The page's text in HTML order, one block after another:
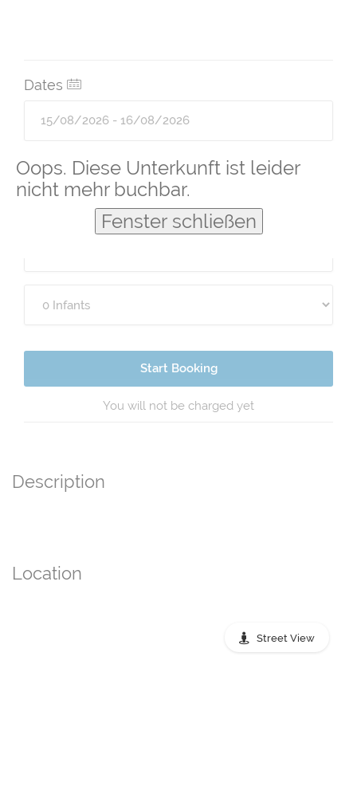
Oops. Diese Unterkunft ist leider
nicht mehr buchbar.
Fenster schließen
Dates
Guests
Start Booking
You will not be charged yet
Description
Location
Street View